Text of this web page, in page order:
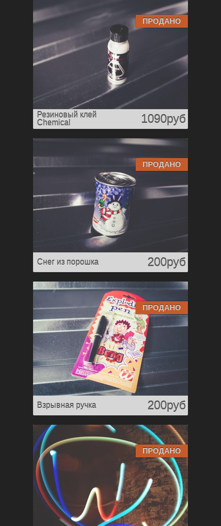
ПРОДАНО
Резиновый клей
Chemical
1090руб
ПРОДАНО
Снег из порошка 200руб
ПРОДАНО
Взрывная ручка 200руб
ПРОДАНО